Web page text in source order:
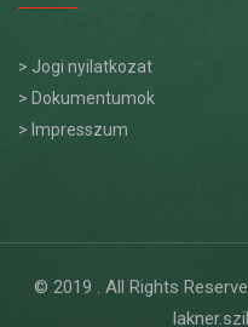
> Jogi nyilatkozat
> Dokumentumok
> Impresszum
© 2019 . All Rights